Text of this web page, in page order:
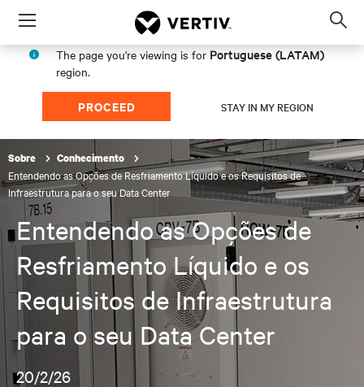
Menu
The page you're viewing is for Portuguese (LATAM)
region.
PROCEED STAY IN MY REGION
Sobre Conhecimento
Entendendo as Opções de Resfriamento Líquido e os Requisitos de
Infraestrutura para o seu Data Center
Entendendo as Opções de
Resfriamento Líquido e os
Requisitos de Infraestrutura
para o seu Data Center
20/2/26